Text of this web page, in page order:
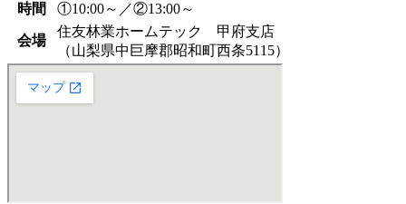
時間
①10:00～／②13:00～
会場
住友林業ホームテック 甲府支店
（山梨県中巨摩郡昭和町西条5115）